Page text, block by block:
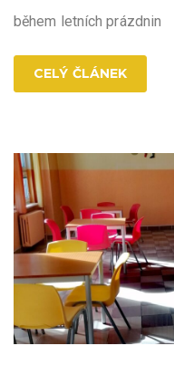
během letních prázdnin
CELÝ ČLÁNEK